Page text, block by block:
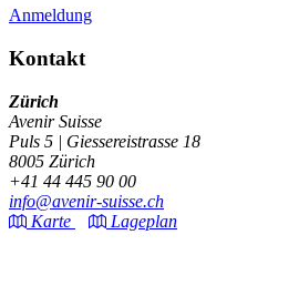
Anmeldung
Kontakt
Zürich
Avenir Suisse
Puls 5 | Giessereistrasse 18
8005 Zürich
+41 44 445 90 00
info@avenir-suisse.ch
Karte
Lageplan